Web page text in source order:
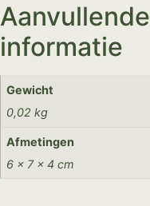
Aanvullende
informatie
Gewicht
0,02 kg
Afmetingen
6 × 7 × 4 cm